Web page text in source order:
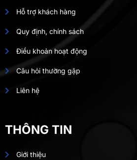
Hỗ trợ khách hàng
Quy định, chính sách
Điều khoản hoạt động
Câu hỏi thường gặp
Liên hệ
THÔNG TIN
Giới thiệu